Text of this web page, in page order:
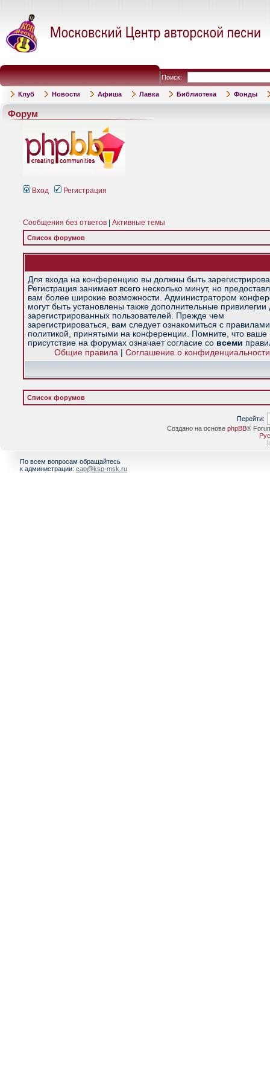
Поиск:
Клуб Новости Афиша Лавка Библиотека Фонды
Форум
Вход Регистрация
Сообщения без ответов Активные темы
Список форумов
Для входа на конференцию вы должны быть
Регистрация занимает всего несколько минут, но
вам более широкие возможности. Администратором
могут быть установлены также дополнительные привилегии
зарегистрированных пользователей. Прежде чем
зарегистрироваться, вам следует ознакомиться с
политикой, принятыми на конференции. Помните, что ваше
присутствие на форумах означает согласие со всеми
Общие правила| Соглашение о конфиденциальности
Список форумов
Перейти:
Создано на основе phpBB®
[
По всем вопросам обращайтесь
к администрации: cap@ksp-msk.ru